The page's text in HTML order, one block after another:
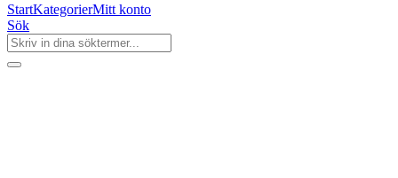
StartKategorierMitt konto
Sök